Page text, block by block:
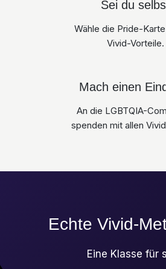
Sei du
Wähle die Pride-
Vivid-Vorteile.
Mach einen
An die LGBTQIA-
spenden mit allen
Echte Vivid-
Eine Klasse für